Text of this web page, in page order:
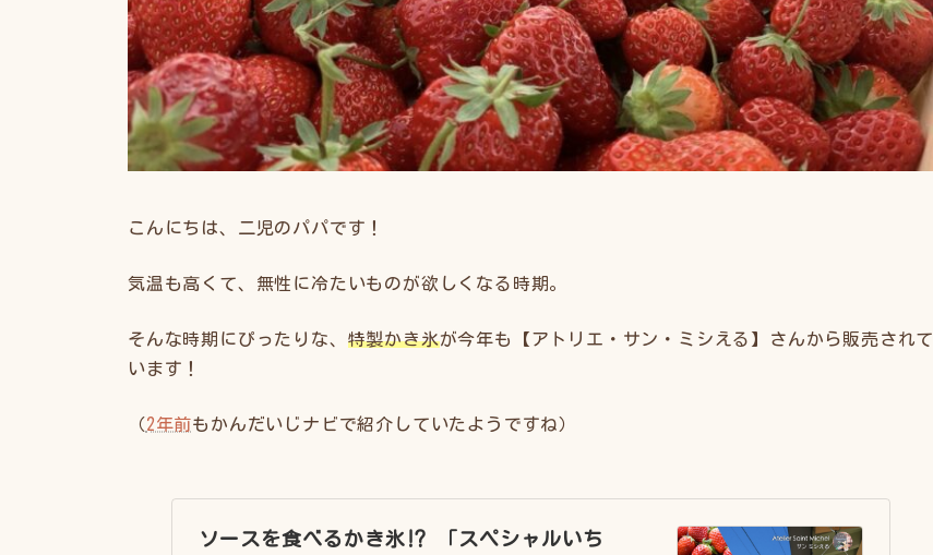
こんにちは、二児のパパです！
気温も高くて、無性に冷たいものが欲しくなる時期。
そんな時期にぴったりな、 特製かき氷が今年も【アトリエ・サン・ミシえる】さんから販売されて
います！
（2年前もかんだいじナビで紹介していたようですね）
ソースを食べるかき氷⁉︎ 「スペシャルいち